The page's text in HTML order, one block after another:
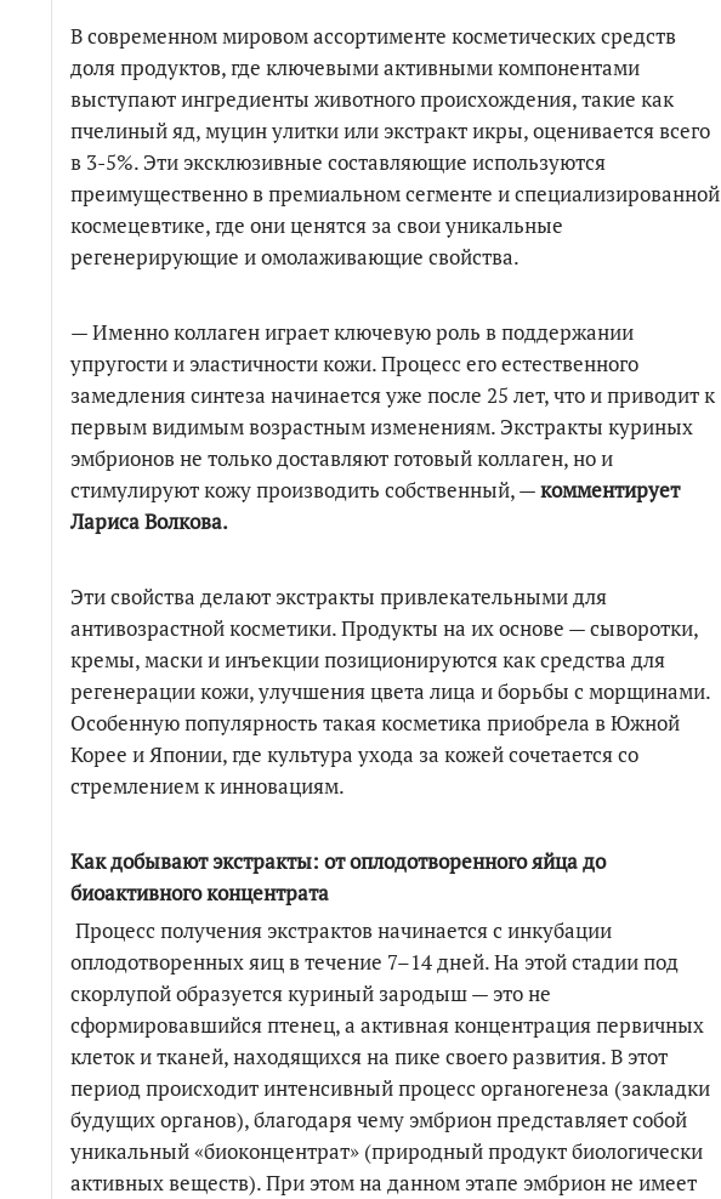
В современном мировом ассортименте косметических средств
доля продуктов, где ключевыми активными компонентами
выступают ингредиенты животного происхождения, такие как
пчелиный яд, муцин улитки или экстракт икры, оценивается всего
в 3-5%. Эти эксклюзивные составляющие используются
преимущественно в премиальном сегменте и специализированной
космецевтике, где они ценятся за свои уникальные
регенерирующие и омолаживающие свойства.
— Именно коллаген играет ключевую роль в поддержании
упругости и эластичности кожи. Процесс его естественного
замедления синтеза начинается уже после 25 лет, что и приводит к
первым видимым возрастным изменениям. Экстракты куриных
эмбрионов не только доставляют готовый коллаген, но и
стимулируют кожу производить собственный, —комментирует
Лариса Волкова.
Эти свойства делают экстракты привлекательными для
антивозрастной косметики. Продукты на их основе — сыворотки,
кремы, маски и инъекции позиционируются как средства для
регенерации кожи, улучшения цвета лица и борьбы с морщинами.
Особенную популярность такая косметика приобрела в Южной
Корее и Японии, где культура ухода за кожей сочетается со
стремлением к инновациям.
Как добывают экстракты: от оплодотворенного яйца до
биоактивного концентрата
Процесс получения экстрактов начинается с инкубации
оплодотворенных яиц в течение 7–14 дней. На этой стадии под
скорлупой образуется куриный зародыш — это не
сформировавшийся птенец, а активная концентрация первичных
клеток и тканей, находящихся на пике своего развития. В этот
период происходит интенсивный процесс органогенеза (закладки
будущих органов), благодаря чему эмбрион представляет собой
уникальный «биоконцентрат» (природный продукт биологически
активных веществ). При этом на данном этапе эмбрион не имеет